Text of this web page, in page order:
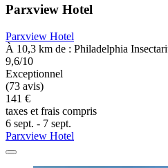
Parxview Hotel
Parxview Hotel
À 10,3 km de : Philadelphia
9,6/10
Exceptionnel
(73 avis)
141 €
taxes et frais compris
6 sept. - 7 sept.
Parxview Hotel